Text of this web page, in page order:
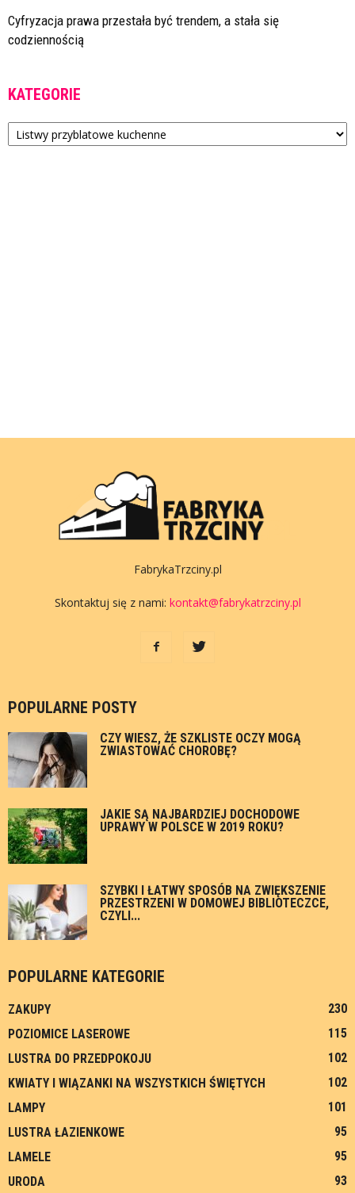
Cyfryzacja prawa przestała być trendem, a stała się
codziennością
KATEGORIE
Kategorie
FabrykaTrzciny.pl
Skontaktuj się z nami: kontakt@fabrykatrzciny.pl
POPULARNE POSTY
CZY WIESZ, ŻE SZKLISTE OCZY MOGĄ
ZWIASTOWAĆ CHOROBĘ?
JAKIE SĄ NAJBARDZIEJ DOCHODOWE
UPRAWY W POLSCE W 2019 ROKU?
SZYBKI I ŁATWY SPOSÓB NA ZWIĘKSZENIE
PRZESTRZENI W DOMOWEJ BIBLIOTECZCE,
CZYLI...
POPULARNE KATEGORIE
ZAKUPY
230
POZIOMICE LASEROWE
115
LUSTRA DO PRZEDPOKOJU
102
KWIATY I WIĄZANKI NA WSZYSTKICH ŚWIĘTYCH
102
LAMPY
101
LUSTRA ŁAZIENKOWE
95
LAMELE
95
URODA
93